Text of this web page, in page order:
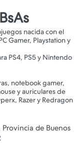
nacida con el
Gamer, Playstation y
PS4, PS5 y Nintendo
notebook gamer,
y auriculares de
Razer y Redragon
Provincia de Buenos